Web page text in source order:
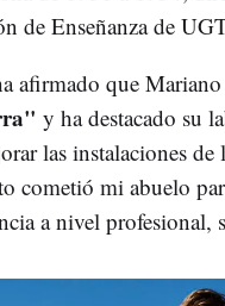
de Enseñanza de
afirmado que Mariano
y ha destacado su
las instalaciones
cometió mi abuelo
a nivel